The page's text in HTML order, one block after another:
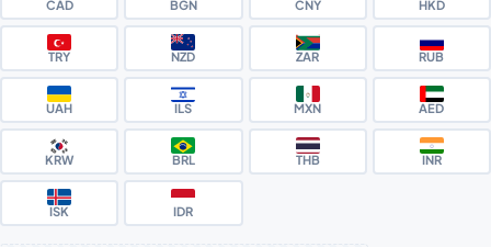
CAD BGN CNY HKD
TRY NZD ZAR RUB
UAH ILS MXN AED
KRW BRL THB INR
ISK IDR